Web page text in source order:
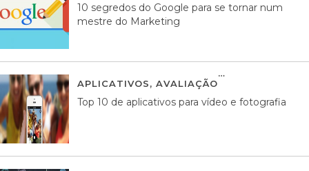
10 segredos do Google para se tornar num
mestre do Marketing
APLICATIVOS, AVALIAÇÃO
Top 10 de aplicativos para vídeo e fotografia